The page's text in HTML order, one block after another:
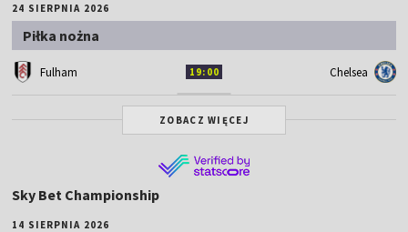
24 SIERPNIA 2026
Piłka nożna
Fulham 19:00 Chelsea
ZOBACZ WIĘCEJ
Sky Bet Championship
14 SIERPNIA 2026